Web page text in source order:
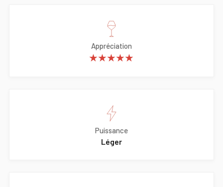
Appréciation
★★★★★
Puissance
Léger